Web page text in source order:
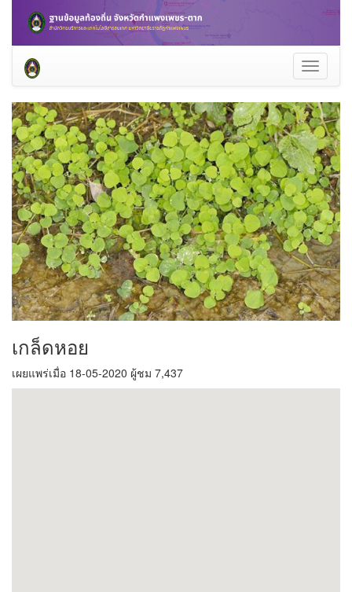
Toggle
เกล็ดหอย
เผยแพร่เมื่อ 18-05-2020 ผู้ชม 7,437